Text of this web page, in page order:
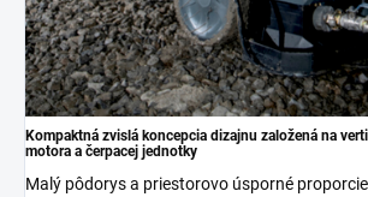
Kompaktná zvislá koncepcia dizajnu založená na
motora a čerpacej jednotky
Malý pôdorys a priestorovo úsporné